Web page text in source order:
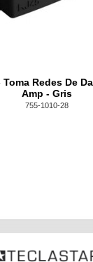
Redes De
Amp - Gris
755-1010-28